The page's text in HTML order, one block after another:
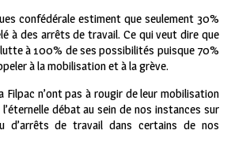
confédérale estiment que seulement 30%
à des arrêts de travail. Ce qui veut dire que
lutte à 100% de ses possibilités puisque 70%
à la mobilisation et à la grève.
Filpac n’ont pas à rougir de leur mobilisation
débat au sein de nos instances sur
d’arrêts de travail dans certains de nos